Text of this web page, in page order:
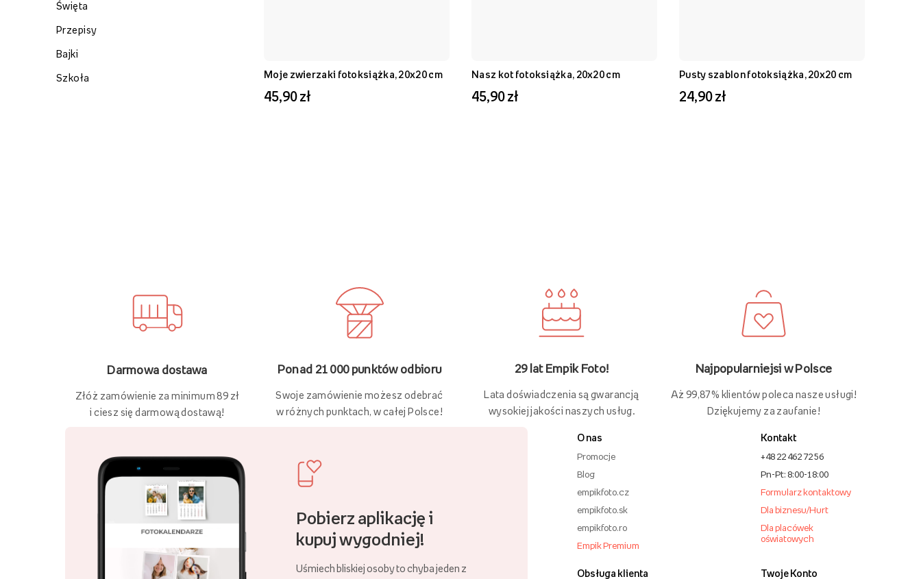
Święta
Przepisy
Bajki
Szkoła Moje zwierzaki fotoksiążka, 20x20 cm
45,90 zł
Nasz kot fotoksiążka, 20x20 cm
45,90 zł
Pusty szablon fotoksiążka, 20x20 cm
24,90 zł
Darmowa dostawa
Złóż zamówienie za minimum 89 zł
i ciesz się darmową dostawą!
Ponad 21 000 punktów odbioru
Swoje zamówienie możesz odebrać
w różnych punktach, w całej Polsce!
29 lat Empik Foto!
Lata doświadczenia są gwarancją
wysokiej jakości naszych usług.
Najpopularniejsi w Polsce
Aż 99,87% klientów poleca nasze usługi!
Dziękujemy za zaufanie!
Pobierz aplikację i
kupuj wygodniej!
Uśmiech bliskiej osoby to chyba jeden z
O nas
Promocje
Blog
empikfoto.cz
empikfoto.sk
empikfoto.ro
Empik Premium
Obsługa klienta
Kontakt
+48 22 462 72 56
Pn-Pt: 8:00-18:00
Formularz kontaktowy
Dla biznesu/Hurt
Dla placówek
oświatowych
Twoje Konto